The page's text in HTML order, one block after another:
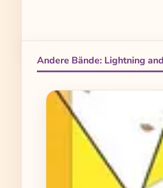
Andere Bände: Lightning
Produktgalerie überspringen